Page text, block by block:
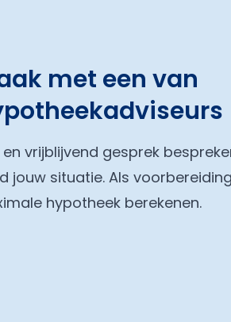
met een van
vrijblijvend gesprek
jouw situatie. Als voorbereiding
hypotheek berekenen.